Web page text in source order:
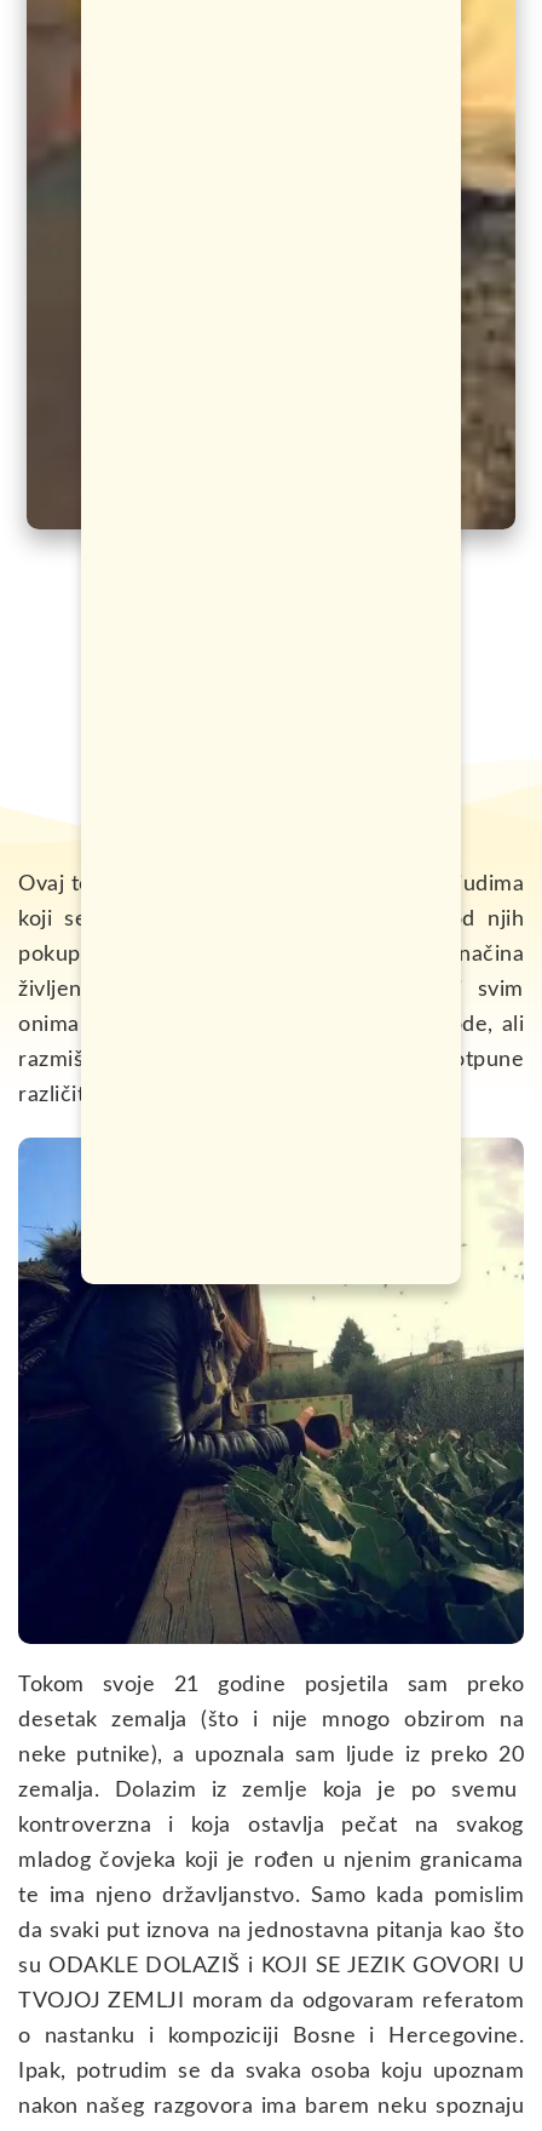
Ovaj tekst je posvećen vječitim putnicima, ljudima
koji se obišli mnogo zemalja i iz svake od njih
pokupili barem dio nacionalnog identiteta, načina
življenja, osjećanja i razmišljanja. Kao i svim
onima koji još uvijek nisu zaplivali u ove vode, ali
razmišljaju i žele da svoj život upotpune
različitostima kojima svijet obiluje.
Tokom svoje 21 godine posjetila sam preko
desetak zemalja (što i nije mnogo obzirom na
neke putnike), a upoznala sam ljude iz preko 20
zemalja. Dolazim iz zemlje koja je po svemu
kontroverzna i koja ostavlja pečat na svakog
mladog čovjeka koji je rođen u njenim granicama
te ima njeno državljanstvo. Samo kada pomislim
da svaki put iznova na jednostavna pitanja kao što
su ODAKLE DOLAZIŠ i KOJI SE JEZIK GOVORI U
TVOJOJ ZEMLJI moram da odgovaram referatom
o nastanku i kompoziciji Bosne i Hercegovine.
Ipak, potrudim se da svaka osoba koju upoznam
nakon našeg razgovora ima barem neku spoznaju